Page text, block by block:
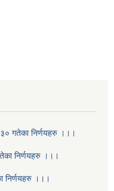
गतेका निर्णयहरु ।।।
निर्णयहरु ।।।
निर्णयहरु ।।।